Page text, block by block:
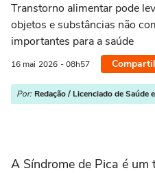
Transtorno alimentar pode
objetos e substâncias não
importantes para a saúde
16 mai 2026 - 08h57
Por: Redação / Licenciado de Saúde
A Síndrome de Pica é